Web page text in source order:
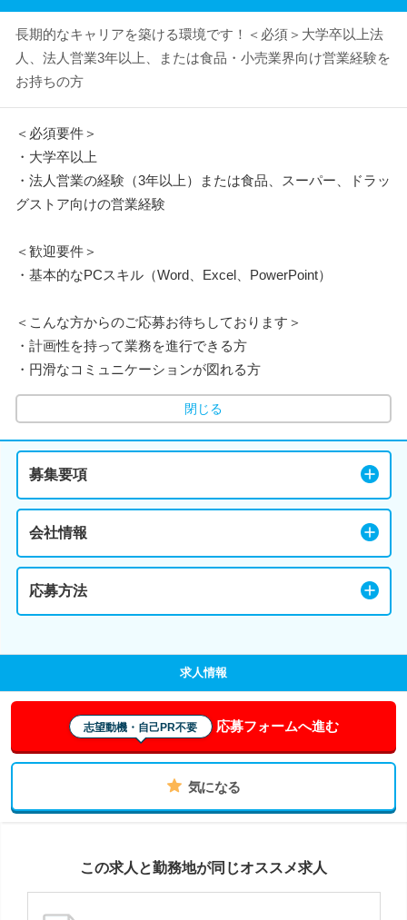
長期的なキャリアを築ける環境です！＜必須＞大学卒以上法
人、法人営業3年以上、または食品・小売業界向け営業経験を
お持ちの方
＜必須要件＞
・大学卒以上
・法人営業の経験（3年以上）または食品、スーパー、ドラッ
グストア向けの営業経験
＜歓迎要件＞
・基本的なPCスキル（Word、Excel、PowerPoint）
＜こんな方からのご応募お待ちしております＞
・計画性を持って業務を進行できる方
・円滑なコミュニケーションが図れる方
閉じる
募集要項
会社情報
応募方法
求人情報
志望動機・自己PR不要 応募フォームへ進む
気になる
この求人と勤務地が同じオススメ求人